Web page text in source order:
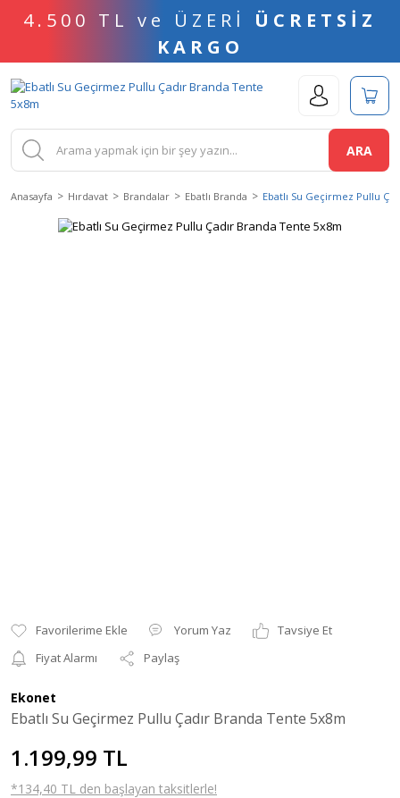
4.500 TL ve ÜZERİ ÜCRETSİZ
KARGO
ARA
Anasayfa Hırdavat Brandalar Ebatlı Branda Ebatlı Su Geçirmez Pullu
Yorum Yaz
Tavsiye Et
Fiyat Alarmı
Paylaş
Ekonet
Ebatlı Su Geçirmez Pullu Çadır Branda Tente 5x8m
1.199,99 TL
*134,40 TL den başlayan taksitlerle!